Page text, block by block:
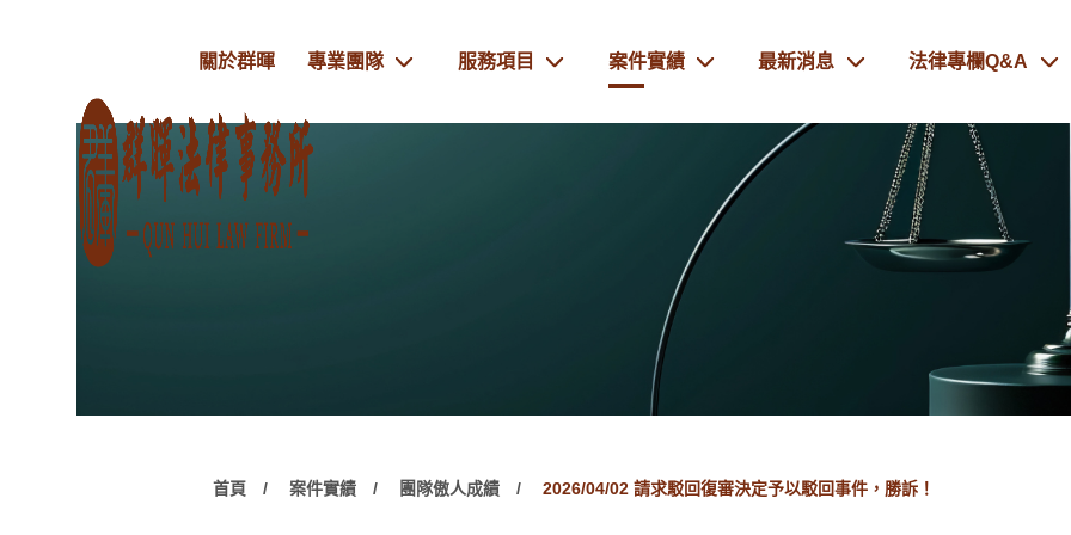
關於群暉 專業團隊 服務項目 案件實績 最新消息 法律專欄Q&A
首頁 案件實績 團隊傲人成績 2026/04/02 請求駁回復審決定予以駁回事件，勝訴！